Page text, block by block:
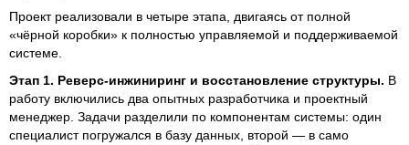
Проект реализовали в четыре этапа, двигаясь от полной
«чёрной коробки» к полностью управляемой и поддерживаемой
системе.
Этап 1. Реверс-инжиниринг и восстановление структуры. В
работу включились два опытных разработчика и проектный
менеджер. Задачи разделили по компонентам системы: один
специалист погружался в базу данных, второй — в само